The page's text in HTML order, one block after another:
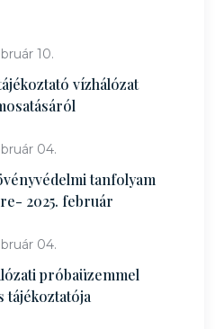
10.
vízhálózat
04.
tanfolyam
2025. február
04.
próbaüzemmel
tájékoztatója